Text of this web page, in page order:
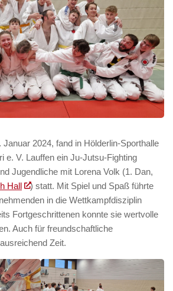
2024, fand in Hölderlin-Sporthalle
e. V. Lauffen ein Ju-Jutsu-Fighting
Jugendliche mit Lorena Volk (1. Dan,
Hall
) statt. Mit Spiel und Spaß führte
in die Wettkampfdisziplin
Fortgeschrittenen konnte sie wertvolle
Auch für freundschaftliche
Zeit.